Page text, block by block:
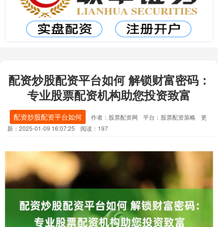
配资炒股配资平台如何 解锁财富密码：
专业股票配资机构助您投资致富
配资炒股配资平台如何 作者：股票配资网 平台：股票配资策略
更
新：2025-01-09 16:07:25
阅读：197